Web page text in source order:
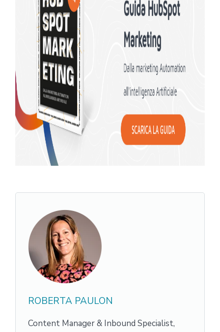
ROBERTA PAULON
Content Manager & Inbound Specialist,